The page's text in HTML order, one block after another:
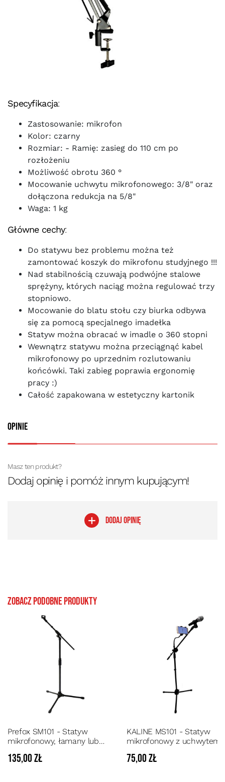
Opinie
Masz ten produkt?
Dodaj opinię i pomóż innym kupującym!
DODAJ OPINIĘ
Specyfikacja:
Zastosowanie: mikrofon
Kolor: czarny
Rozmiar: - Ramię: zasieg do 110 cm po
rozłożeniu
Możliwość obrotu 360 °
Mocowanie uchwytu mikrofonowego: 3/8" oraz
dołączona redukcja na 5/8"
Waga: 1 kg
Główne cechy:
Do statywu bez problemu można też
zamontować koszyk do mikrofonu studyjnego !!!
Nad stabilnością czuwają podwójne stalowe
sprężyny, których naciąg można regulować trzy
stopniowo.
Mocowanie do blatu stołu czy biurka odbywa
się za pomocą specjalnego imadełka
Statyw można obracać w imadle o 360 stopni
Wewnątrz statywu można przeciągnąć kabel
mikrofonowy po uprzednim rozlutowaniu
końcówki. Taki zabieg poprawia ergonomię
pracy :)
Całość zapakowana w estetyczny kartonik
Zobacz podobne produkty
Prefox SM101 - Statyw
mikrofonowy, łamany lub
uchwytami w komplecie
135,00 zł
KALINE MS101 - Statyw
mikrofonowy z uchwytem
75,00 zł